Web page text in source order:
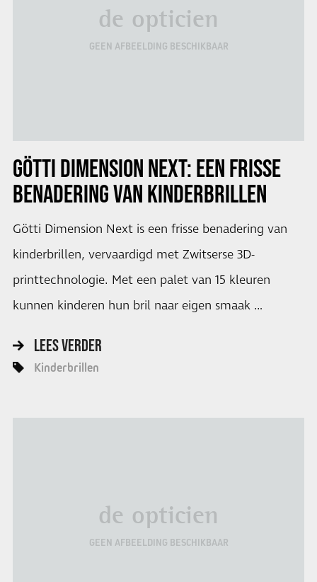
de opticien
GEEN AFBEELDING BESCHIKBAAR
GÖTTI DIMENSION NEXT: EEN FRISSE
BENADERING VAN KINDERBRILLEN
Götti Dimension Next is een frisse benadering van
kinderbrillen, vervaardigd met Zwitserse 3D-
printtechnologie. Met een palet van 15 kleuren
kunnen kinderen hun bril naar eigen smaak …
LEES VERDER
Kinderbrillen
de opticien
GEEN AFBEELDING BESCHIKBAAR